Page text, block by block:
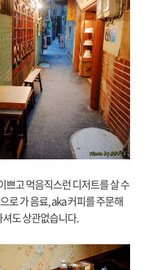
쁘고 먹음직스런 디저트를 살 수
로 가 음료, aka 커피를 주문해
셔도 상관없습니다.